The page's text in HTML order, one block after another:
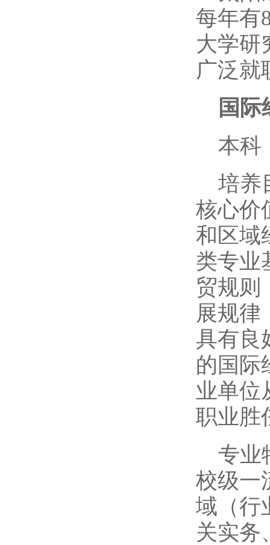
每年有
大学研
广泛就
国
本科
培养
核心价
和区域
类专业
贸规则
展规律
具有良
的国际
业单位
职业胜
专业
校级一
域（行
关实务